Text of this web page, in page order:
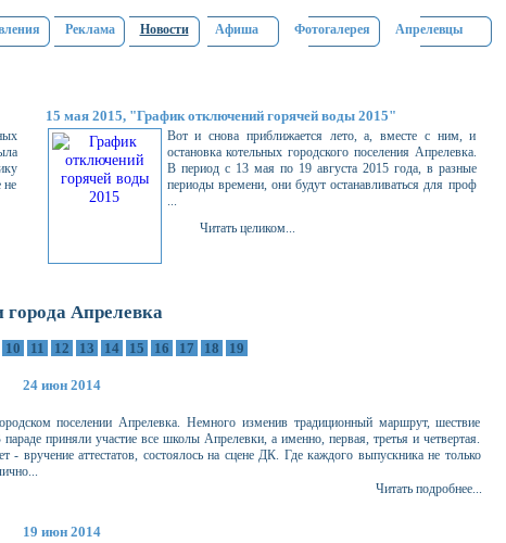
Реклама Новости Афиша Фотогалерея Апрелевцы
не
15 мая 2015, "График отключений горячей воды 2015"
Вот и снова приближается лето, а, вместе с ним, и
остановка котельных городского поселения Апрелевка.
В период с 13 мая по 19 августа 2015 года, в разные
периоды времени, они будут останавливаться для проф
...
Читать целиком...
города Апрелевка
10 11 12 13 14 15 16 17 18 19
24 июн 2014
поселении Апрелевка. Немного изменив традиционный маршрут, шествие
приняли участие все школы Апрелевки, а именно, первая, третья и четвертая.
вручение аттестатов, состоялось на сцене ДК. Где каждого выпускника не только
Читать подробнее...
19 июн 2014